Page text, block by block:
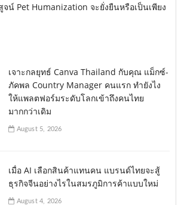
น์ Pet Humanization จะยั่งยืนหรือเป็นเพียง
เจาะกลยุทธ์ Canva Thailand กับคุณ แม็กซ์-
ภัคพล Country Manager คนแรก ทำยังไง
ให้แพลตฟอร์มระดับโลกเข้าถึงคนไทย
มากกว่าเดิม
August 5, 2026
เมื่อ AI เลือกสินค้าแทนคน แบรนด์ไทยจะสู้
ธุรกิจจีนอย่างไรในสมรภูมิการค้าแบบใหม่
August 4, 2026